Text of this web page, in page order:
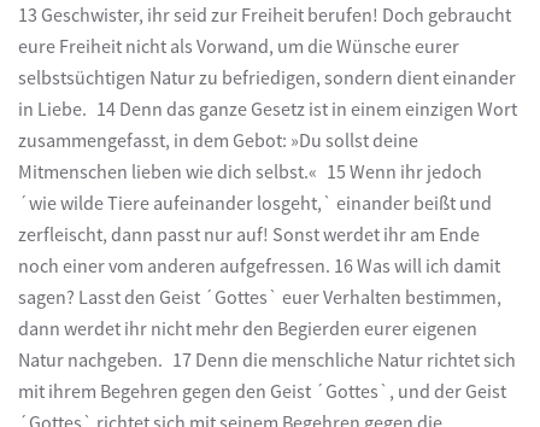
13 Geschwister, ihr seid zur Freiheit berufen! Doch gebraucht
eure Freiheit nicht als Vorwand, um die Wünsche eurer
selbstsüchtigen Natur zu befriedigen, sondern dient einander
in Liebe. 14 Denn das ganze Gesetz ist in einem einzigen Wort
zusammengefasst, in dem Gebot: »Du sollst deine
Mitmenschen lieben wie dich selbst.« 15 Wenn ihr jedoch
´wie wilde Tiere aufeinander losgeht,` einander beißt und
zerfleischt, dann passt nur auf! Sonst werdet ihr am Ende
noch einer vom anderen aufgefressen. 16 Was will ich damit
sagen? Lasst den Geist ´Gottes` euer Verhalten bestimmen,
dann werdet ihr nicht mehr den Begierden eurer eigenen
Natur nachgeben. 17 Denn die menschliche Natur richtet sich
mit ihrem Begehren gegen den Geist ´Gottes`, und der Geist
´Gottes` richtet sich mit seinem Begehren gegen die